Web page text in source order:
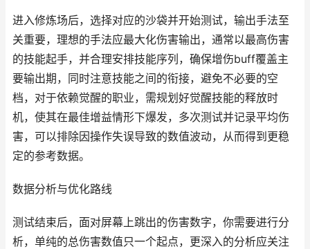
进入修炼场后，选择对应的沙袋并开始测试，输出手法至
关重要，理想的手法应最大化伤害输出，通常以最高伤害
的技能起手，并合理安排技能序列，确保增伤buff覆盖主
要输出期，同时注意技能之间的衔接，避免不必要的空
档，对于依赖觉醒的职业，需规划好觉醒技能的释放时
机，使其在最佳增益情形下爆发，多次测试并记录平均伤
害，可以排除因操作失误导致的数值波动，从而得到更稳
定的参考数据。
数据分析与优化路线
测试结束后，面对屏幕上跳出的伤害数字，你需要进行分
析，单纯的总伤害数值只一个起点，更深入的分析应关注